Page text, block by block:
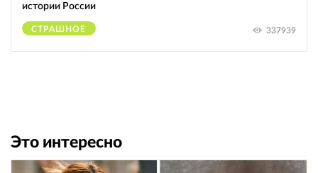
истории России
СТРАШНОЕ 337939
Это интересно